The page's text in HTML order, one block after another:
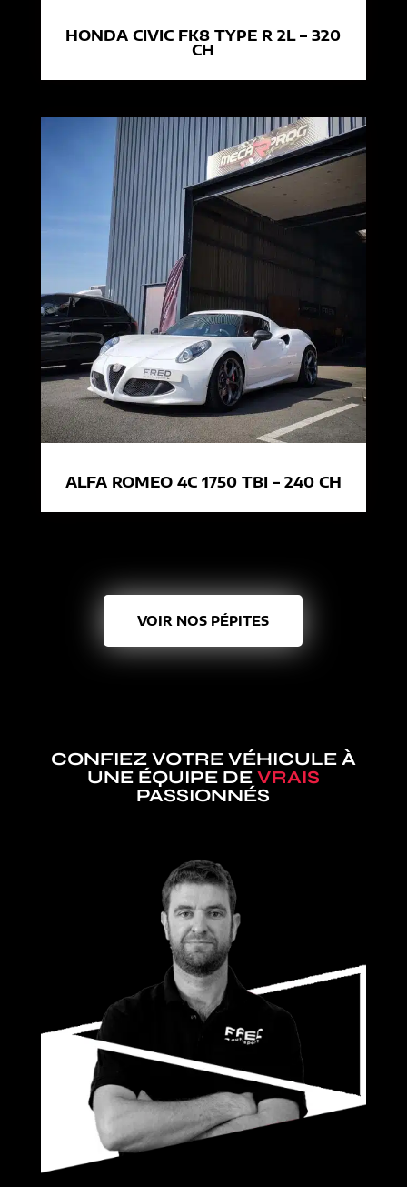
HONDA CIVIC FK8 TYPE R 2L – 320
CH
ALFA ROMEO 4C 1750 TBI – 240 CH
VOIR NOS PÉPITES
CONFIEZ VOTRE VÉHICULE À
UNE ÉQUIPE DE VRAIS
PASSIONNÉS